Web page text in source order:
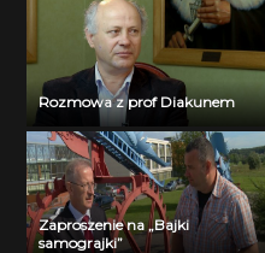
Rozmowa z prof Diakunem
Zaproszenie na „Bajki
samograjki”